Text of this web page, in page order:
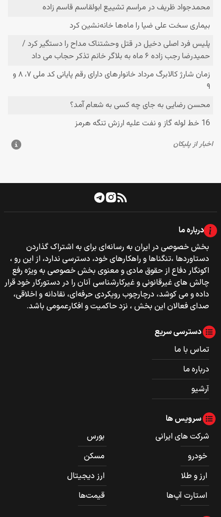
درباره ما
بخش خصوصی‌‌ در ایران به رسانه‌ای برای به اشتراک گذاردن
دستاوردها ،تنگناها و راهکارهای خود، دسترسی ندارد، از این رو ،
اکونگار دفاع از حقوق مادی و معنوی بخش خصوصی به ویژه رفع
چالش های غیرقانونی و غیرکارشناسی آنان را در دستورکار خود قرار
داده و می کوشد، درچارچوب رویکردی حرفه‌ای، نقادانه و اخلاقی،
صدای فعالان این بخش ، نزد حاکمیت و افکارعمومی باشد.
دسترسی سریع
تماس با ما
درباره ما
آرشیو
سرویس ها
شرکت های ایرانی
بورس
خودرو
مسکن
ارز و طلا
ارز دیجیتال
استارت آپ‌ها
قیمت‌ها